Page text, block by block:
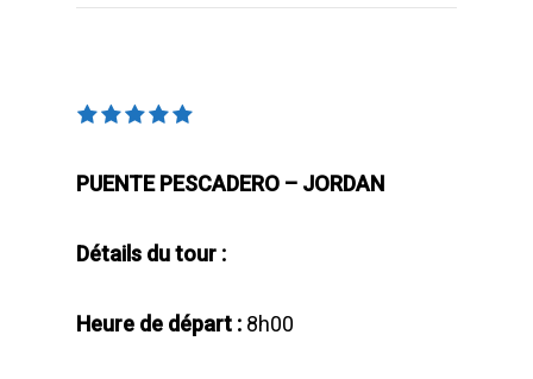
PUENTE PESCADERO – JORDAN
Détails du tour :
Heure de départ : 8h00